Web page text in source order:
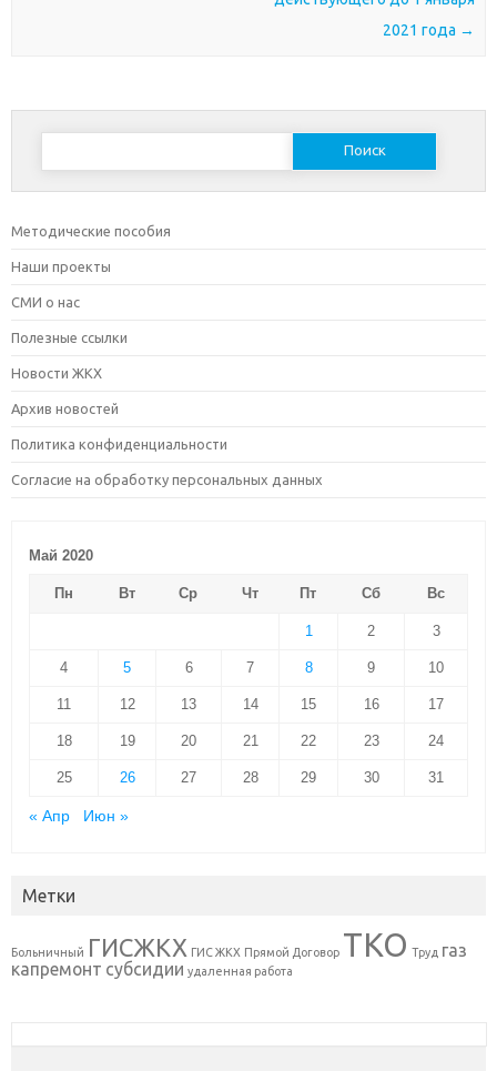
2021 года →
Найти:
Методические пособия
Наши проекты
СМИ о нас
Полезные ссылки
Новости ЖКХ
Архив новостей
Политика конфиденциальности
Согласие на обработку персональных данных
Май 2020
Пн Вт Ср Чт Пт Сб Вс
1 2 3
4 5 6 7 8 9 10
11 12 13 14 15 16 17
18 19 20 21 22 23 24
25 26 27 28 29 30 31
« Апр Июн »
Метки
Больничный ГИСЖКХ ГИС ЖКХ Прямой Договор ТКО Труд газ
капремонт субсидии удаленная работа